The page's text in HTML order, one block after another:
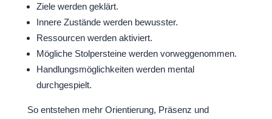
Ziele werden geklärt.
Innere Zustände werden bewusster.
Ressourcen werden aktiviert.
Mögliche Stolpersteine werden vorweggenommen.
Handlungsmöglichkeiten werden mental
durchgespielt.
So entstehen mehr Orientierung, Präsenz und